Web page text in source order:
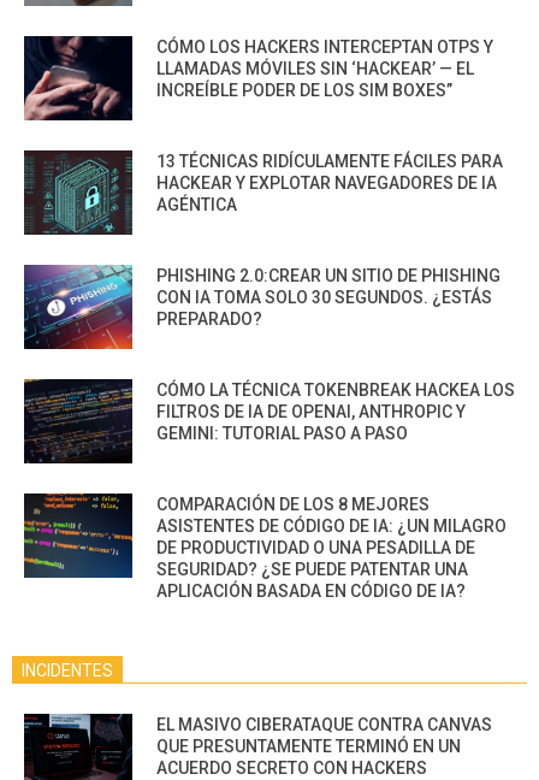
CÓMO LOS HACKERS INTERCEPTAN OTPS Y
LLAMADAS MÓVILES SIN ‘HACKEAR’ — EL
INCREÍBLE PODER DE LOS SIM BOXES”
13 TÉCNICAS RIDÍCULAMENTE FÁCILES PARA
HACKEAR Y EXPLOTAR NAVEGADORES DE IA
AGÉNTICA
PHISHING 2.0:CREAR UN SITIO DE PHISHING
CON IA TOMA SOLO 30 SEGUNDOS. ¿ESTÁS
PREPARADO?
CÓMO LA TÉCNICA TOKENBREAK HACKEA LOS
FILTROS DE IA DE OPENAI, ANTHROPIC Y
GEMINI: TUTORIAL PASO A PASO
COMPARACIÓN DE LOS 8 MEJORES
ASISTENTES DE CÓDIGO DE IA: ¿UN MILAGRO
DE PRODUCTIVIDAD O UNA PESADILLA DE
SEGURIDAD? ¿SE PUEDE PATENTAR UNA
APLICACIÓN BASADA EN CÓDIGO DE IA?
INCIDENTES
EL MASIVO CIBERATAQUE CONTRA CANVAS
QUE PRESUNTAMENTE TERMINÓ EN UN
ACUERDO SECRETO CON HACKERS